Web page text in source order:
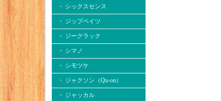
・ シックスセンス
・ ジップベイツ
・ ジークラック
・ シマノ
・ シモツケ
・ ジャクソン（Qu-on）
・ ジャッカル